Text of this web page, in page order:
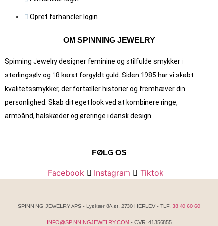
Opret forhandler login
OM SPINNING JEWELRY
Spinning Jewelry designer feminine og stilfulde smykker i
sterlingsølv og 18 karat forgyldt guld. Siden 1985 har vi skabt
kvalitets­smykker, der fortæller historier og fremhæver din
personlighed. Skab dit eget look ved at kombinere ringe,
armbånd, halskæder og øreringe i dansk design.
FØLG OS
Facebook Instagram Tiktok
SPINNING JEWELRY APS - Lyskær 8A.st, 2730 HERLEV - TLF. 38 40 60 60
INFO@SPINNINGJEWELRY.COM- CVR: 41356855